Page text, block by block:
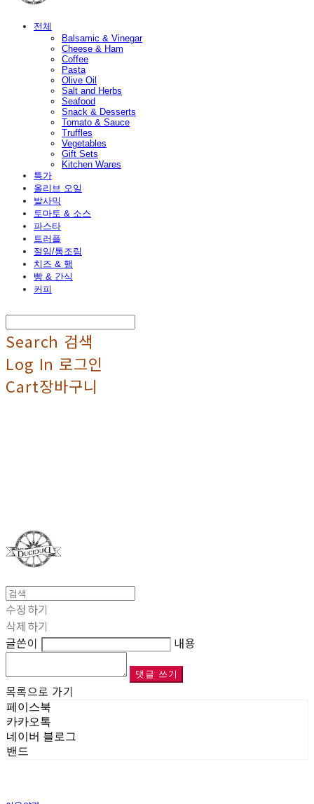
전체
Balsamic & Vinegar
Cheese & Ham
Coffee
Pasta
Olive Oil
Salt and Herbs
Seafood
Snack & Desserts
Tomato & Sauce
Truffles
Vegetables
Gift Sets
Kitchen Wares
특가
올리브 오일
발사믹
토마토 & 소스
파스타
트러플
절임/통조림
치즈 & 햄
빵 & 간식
커피
Search 검색
Log In 로그인
Cart장바구니
수정하기
삭제하기
글쓴이
내용
댓글 쓰기
목록으로 가기
페이스북
카카오톡
네이버 블로그
밴드